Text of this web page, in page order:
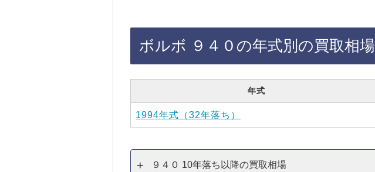
ボルボ ９４０の年式別の買取相場
年式
1994年式（32年落ち）
９４０ 10年落ち以降の買取相場